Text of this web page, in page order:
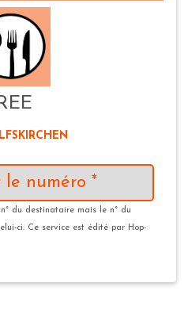
numéro *
du destinataire mais le n° du
ci. Ce service est édité par Hop-